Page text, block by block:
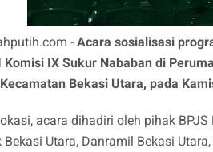
- Acara sosialisasi
Komisi IX Sukur Nababan di
Bekasi Utara, pada
acara dihadiri oleh pihak BPJS
Utara, Danramil Bekasi